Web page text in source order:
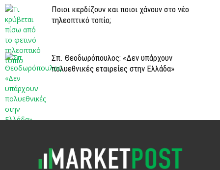
Ποιοι κερδίζουν και ποιοι χάνουν στο νέο
τηλεοπτικό τοπίο;
Σπ. Θεοδωρόπουλος: «Δεν υπάρχουν
πολυεθνικές εταιρείες στην Ελλάδα»